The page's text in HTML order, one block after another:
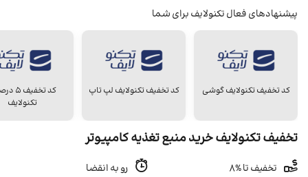
پیشنهادهای فعال تکنولایف برای شما
کد تخفیف تکنولایف گوشی کد تخفیف تکنولایف لپ تاپ
کد
تکنولایف
تخفیف تکنولایف خرید منبع تغذیه کامپیوتر
تخفیف تا %8
رو به انقضا